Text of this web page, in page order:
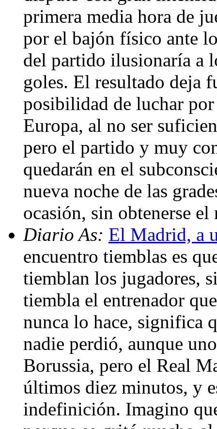
primera media hora de
por el bajón físico ante
del partido ilusionaría a
goles. El resultado deja
posibilidad de luchar por
Europa, al no ser
pero el partido y muy
quedarán en el
nueva noche de las
ocasión, sin obtenerse
Diario As: El Madrid, a
encuentro tiemblas es
tiemblan los jugadores,
tiembla el entrenador
nunca lo hace, significa
nadie perdió, aunque
Borussia, pero el Real
últimos diez minutos, y
indefinición. Imagino